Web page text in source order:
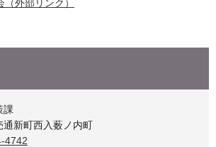
外部リンク）
課
新町西入薮ノ内町
4742